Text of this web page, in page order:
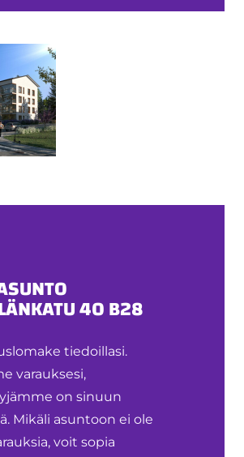
40 B28
tiedoillasi.
varauksesi,
on sinuun
Mikäli asuntoon ei ole
voit sopia